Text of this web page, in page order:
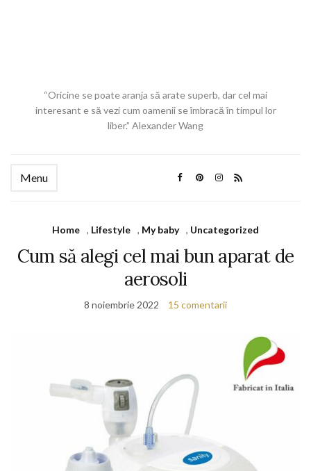
“Oricine se poate aranja să arate superb, dar cel mai
interesant e să vezi cum oamenii se îmbracă în timpul lor
liber.” Alexander Wang
Menu
Home , Lifestyle , My baby , Uncategorized
Cum să alegi cel mai bun aparat de
aerosoli
8 noiembrie 2022 15 comentarii